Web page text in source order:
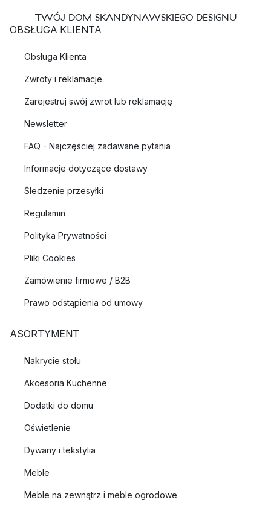
TWÓJ DOM SKANDYNAWSKIEGO DESIGNU
OBSŁUGA KLIENTA
Obsługa Klienta
Zwroty i reklamacje
Zarejestruj swój zwrot lub reklamację
Newsletter
FAQ - Najczęściej zadawane pytania
Informacje dotyczące dostawy
Śledzenie przesyłki
Regulamin
Polityka Prywatności
Pliki Cookies
Zamówienie firmowe / B2B
Prawo odstąpienia od umowy
ASORTYMENT
Nakrycie stołu
Akcesoria Kuchenne
Dodatki do domu
Oświetlenie
Dywany i tekstylia
Meble
Meble na zewnątrz i meble ogrodowe